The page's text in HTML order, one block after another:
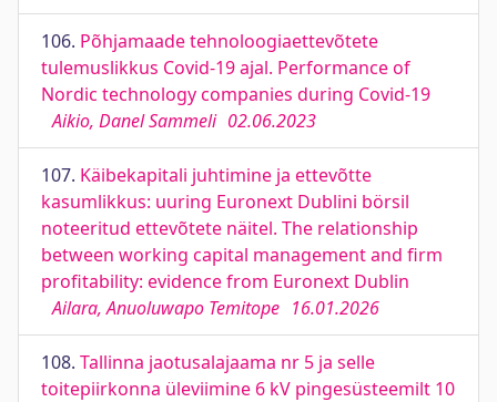
106. Põhjamaade tehnoloogiaettevõtete
tulemuslikkus Covid-19 ajal. Performance of
Nordic technology companies during Covid-19
Aikio, Danel Sammeli 02.06.2023
107. Käibekapitali juhtimine ja ettevõtte
kasumlikkus: uuring Euronext Dublini börsil
noteeritud ettevõtete näitel. The relationship
between working capital management and firm
profitability: evidence from Euronext Dublin
Ailara, Anuoluwapo Temitope 16.01.2026
108. Tallinna jaotusalajaama nr 5 ja selle
toitepiirkonna üleviimine 6 kV pingesüsteemilt 10